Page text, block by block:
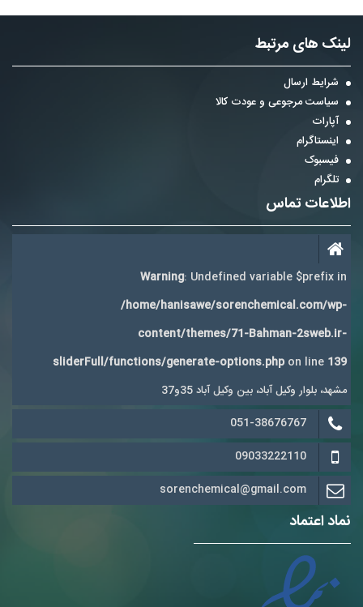
لینک های مرتبط
شرایط ارسال
سیاست مرجوعی و عودت کالا
آپارات
اینستاگرام
فیسبوک
تلگرام
اطلاعات تماس
Warning: Undefined variable $prefix in
/home/hanisawe/sorenchemical.com/wp-
content/themes/71-Bahman-2sweb.ir-
sliderFull/functions/generate-options.php on line 139
مشهد، بلوار وکیل آباد، بین وکیل آباد 35و37
051-38676767
09033222110
sorenchemical@gmail.com
نماد اعتماد